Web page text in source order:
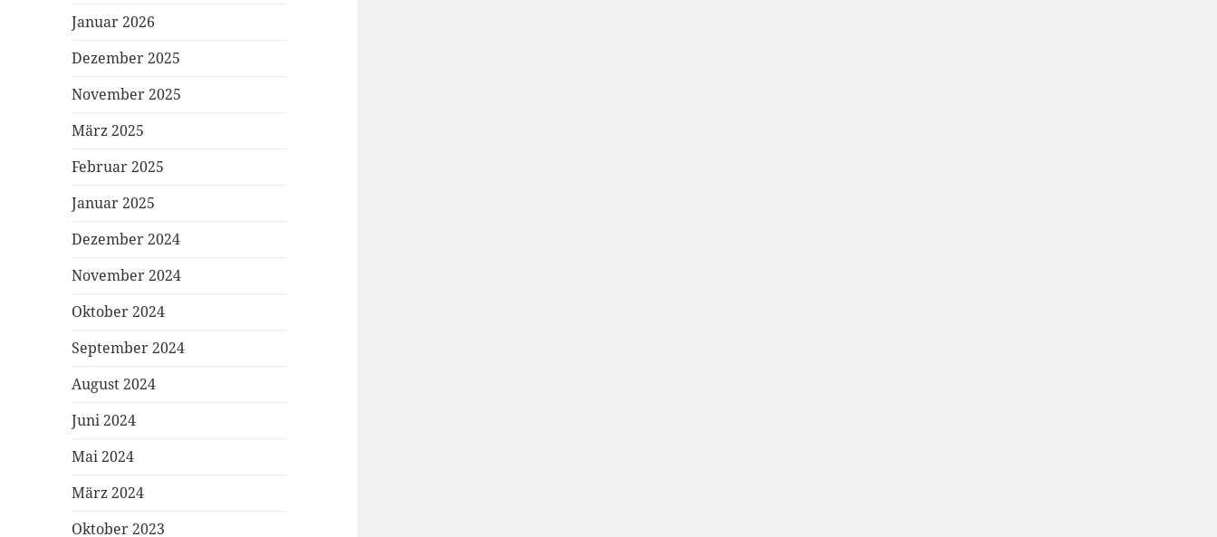
Januar 2026
Dezember 2025
November 2025
März 2025
Februar 2025
Januar 2025
Dezember 2024
November 2024
Oktober 2024
September 2024
August 2024
Juni 2024
Mai 2024
März 2024
Oktober 2023